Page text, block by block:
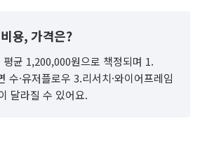
용, 가격은?
균 1,200,000원으로 책정되며 1.
수·유저플로우 3.리서치·와이어프레임
달라질 수 있어요.